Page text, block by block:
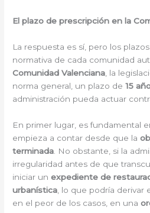
El plazo de prescripción en la
La respuesta es sí, pero los
normativa de cada comunidad
Comunidad Valenciana , la
norma general, un plazo de15
administración pueda actuar
En primer lugar, es fundamental
empieza a contar desde que la
terminada . No obstante, si la
irregularidad antes de que
iniciar unexpediente de
urbanística , lo que podría derivar
en el peor de los casos, en una